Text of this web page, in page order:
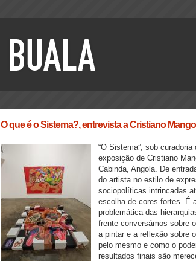
O que é o Sistema?, entrevista a Cristiano
“O Sistema”, sob
exposição de Cristiano
Cabinda, Angola. De
do artista no estilo de
sociopolíticas intrincadas
escolha de cores fortes. É
problemática das
frente conversámos sobre
a pintar e a reflexão sobre
pelo mesmo e como o
resultados finais são